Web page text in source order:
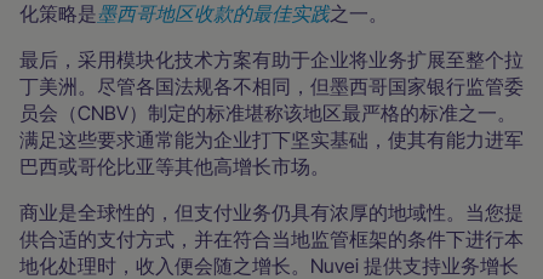
化策略是墨西哥地区收款的最佳实践之一。
最后，采用模块化技术方案有助于企业将业务扩展至整个拉
丁美洲。尽管各国法规各不相同，但墨西哥国家银行监管委
员会（CNBV）制定的标准堪称该地区最严格的标准之一。
满足这些要求通常能为企业打下坚实基础，使其有能力进军
巴西或哥伦比亚等其他高增长市场。
商业是全球性的，但支付业务仍具有浓厚的地域性。当您提
供合适的支付方式，并在符合当地监管框架的条件下进行本
地化处理时，收入便会随之增长。Nuvei 提供支持业务增长